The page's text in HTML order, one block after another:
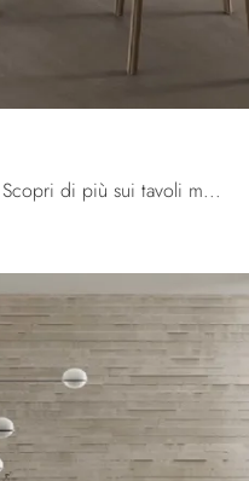
Vuoi impreziosire spazi moderni? Scopri di più sui tavoli moderni allungabili: il modello da pranzo Leo ti aspetta.